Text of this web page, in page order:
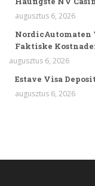
augusztus 6, 2026
NordicAutomaten
Faktiske
augusztus 6, 2026
Estave Visa
augusztus 6, 2026